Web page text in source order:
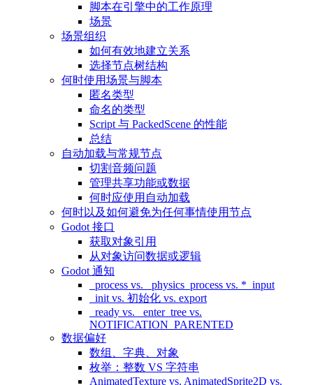
脚本在引擎中的工作原理
场景
场景组织
如何有效地建立关系
选择节点树结构
何时使用场景与脚本
匿名类型
命名的类型
Script 与 PackedScene 的性能
总结
自动加载与常规节点
切割音频问题
管理共享功能或数据
何时应使用自动加载
何时以及如何避免为任何事情使用节点
Godot 接口
获取对象引用
从对象访问数据或逻辑
Godot 通知
_process vs. _physics_process vs. *_input
_init vs. 初始化 vs. export
_ready vs. _enter_tree vs.
NOTIFICATION_PARENTED
数据偏好
数组、字典、对象
枚举：整数 VS 字符串
AnimatedTexture vs. AnimatedSprite2D vs.